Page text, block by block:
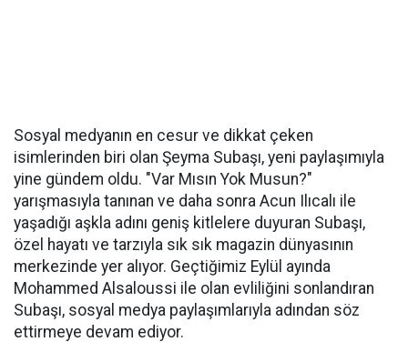
Sosyal medyanın en cesur ve dikkat çeken
isimlerinden biri olan Şeyma Subaşı, yeni paylaşımıyla
yine gündem oldu. "Var Mısın Yok Musun?"
yarışmasıyla tanınan ve daha sonra Acun Ilıcalı ile
yaşadığı aşkla adını geniş kitlelere duyuran Subaşı,
özel hayatı ve tarzıyla sık sık magazin dünyasının
merkezinde yer alıyor. Geçtiğimiz Eylül ayında
Mohammed Alsaloussi ile olan evliliğini sonlandıran
Subaşı, sosyal medya paylaşımlarıyla adından söz
ettirmeye devam ediyor.